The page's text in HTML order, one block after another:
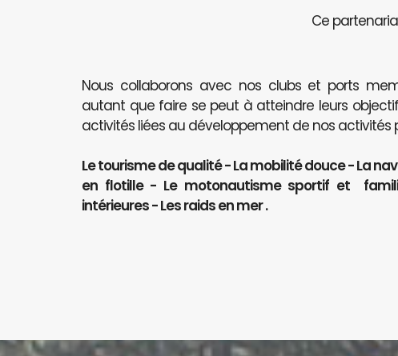
Ce
Nous collaborons avec nos clubs et ports
autant que faire se peut à atteindre leurs
activités liées au développement de nos activités
Le tourisme de qualité - La mobilité douce - La
en flotille - Le motonautisme sportif et
intérieures - Les raids en mer .